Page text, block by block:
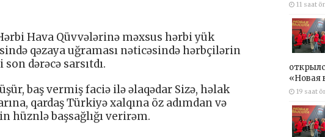
Hava Qüvvələrinə məxsus hərbi yük
qəzaya uğraması nəticəsində hərbçilərin
dərəcə sarsıtdı.
baş vermiş faciə ilə əlaqədar Sizə, həlak
qardaş Türkiyə xalqına öz adımdan və
hüznlə başsağlığı verirəm.
11 saat
«Новая
19 saat